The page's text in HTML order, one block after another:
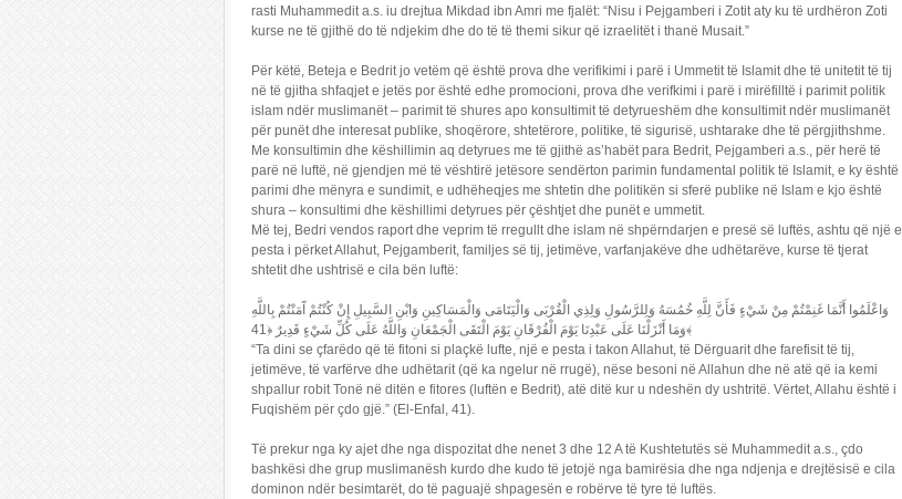
rasti Muhammedit a.s. iu drejtua Mikdad ibn Amri me fjalët: “Nisu i Pejgamberi i Zotit aty ku të urdhëron Zoti
kurse ne të gjithë do të ndjekim dhe do të të themi sikur që izraelitët i thanë Musait.”
Për këtë, Beteja e Bedrit jo vetëm që është prova dhe verifikimi i parë i Ummetit të Islamit dhe të unitetit të tij
në të gjitha shfaqjet e jetës por është edhe promocioni, prova dhe verifkimi i parë i mirëfilltë i parimit politik
islam ndër muslimanët – parimit të shures apo konsultimit të detyrueshëm dhe konsultimit ndër muslimanët
për punët dhe interesat publike, shoqërore, shtetërore, politike, të sigurisë, ushtarake dhe të përgjithshme.
Me konsultimin dhe këshillimin aq detyrues me të gjithë as’habët para Bedrit, Pejgamberi a.s., për herë të
parë në luftë, në gjendjen më të vështirë jetësore sendërton parimin fundamental politik të Islamit, e ky është
parimi dhe mënyra e sundimit, e udhëheqjes me shtetin dhe politikën si sferë publike në Islam e kjo është
shura – konsultimi dhe këshillimi detyrues për çështjet dhe punët e ummetit.
Më tej, Bedri vendos raport dhe veprim të rregullt dhe islam në shpërndarjen e presë së luftës, ashtu që një e
pesta i përket Allahut, Pejgamberit, familjes së tij, jetimëve, varfanjakëve dhe udhëtarëve, kurse të tjerat
shtetit dhe ushtrisë e cila bën luftë:
وَاعْلَمُوا أَنَّمَا غَنِمْتُمْ مِنْ شَيْءٍ فَأَنَّ لِلَّهِ خُمُسَهُ وَلِلرَّسُولِ وَلِذِي الْقُرْبَى وَالْيَتَامَى وَالْمَسَاكِينِ وَابْنِ السَّبِيلِ إِنْ كُنْتُمْ آَمَنْتُمْ بِاللَّهِ
وَمَا أَنْزَلْنَا عَلَى عَبْدِنَا يَوْمَ الْفُرْقَانِ يَوْمَ الْتَقَى الْجَمْعَانِ وَاللَّهُ عَلَى كُلِّ شَيْءٍ قَدِيرٌ ﴿41﴾
“Ta dini se çfarëdo që të fitoni si plaçkë lufte, një e pesta i takon Allahut, të Dërguarit dhe farefisit të tij,
jetimëve, të varfërve dhe udhëtarit (që ka ngelur në rrugë), nëse besoni në Allahun dhe në atë që ia kemi
shpallur robit Tonë në ditën e fitores (luftën e Bedrit), atë ditë kur u ndeshën dy ushtritë. Vërtet, Allahu është i
Fuqishëm për çdo gjë.” (El-Enfal, 41).
Të prekur nga ky ajet dhe nga dispozitat dhe nenet 3 dhe 12 A të Kushtetutës së Muhammedit a.s., çdo
bashkësi dhe grup muslimanësh kurdo dhe kudo të jetojë nga bamirësia dhe nga ndjenja e drejtësisë e cila
dominon ndër besimtarët, do të paguajë shpagesën e robërve të tyre të luftës.